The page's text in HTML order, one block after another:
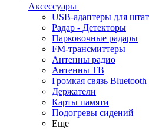
Аксессуары
USB-адаптеры для
Радар - Детекторы
Парковочные радары
FM-трансмиттеры
Антенны радио
Антенны ТВ
Громкая связь Bluetooth
Держатели
Карты памяти
Подогревы сидений
Еще